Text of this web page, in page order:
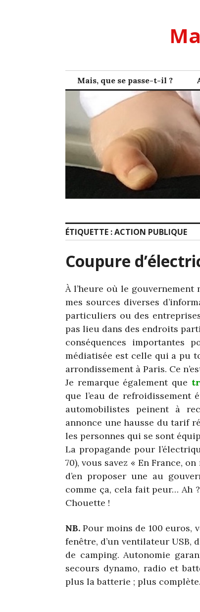
Mais, que se passe-t-il ?
ÉTIQUETTE :ACTION PUBLIQUE
Coupure
À l’heure où le
mes sources diverses
particuliers ou des
pas lieu dans des endroits
conséquences importantes
médiatisée est celle qui a pu
arrondissement à Paris. Ce
Je remarque également que
que l’eau de refroidissement
automobilistes peinent à
annonce une hausse du tarif
les personnes qui se sont
La propagande pour
70), vous savez « En France,
d’en proposer une au
comme ça, cela fait peur… Ah
Chouette !
NB. Pour moins de 100 euros,
fenêtre, d’un ventilateur USB,
de camping. Autonomie
secours dynamo, radio et
plus la batterie ; plus complète.